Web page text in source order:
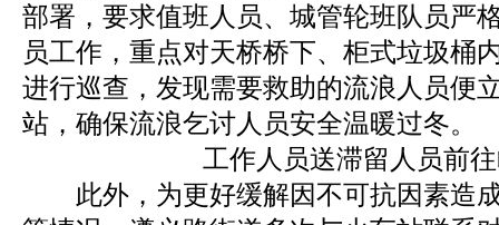
部署，要求值班人员、城管轮班队员严
员工作，重点对天桥桥下、柜式垃圾桶
进行巡查，发现需要救助的流浪人员便
站，确保流浪乞讨人员安全温暖过冬。
工作人员送滞留人员前往
此外，为更好缓解因不可抗因素造